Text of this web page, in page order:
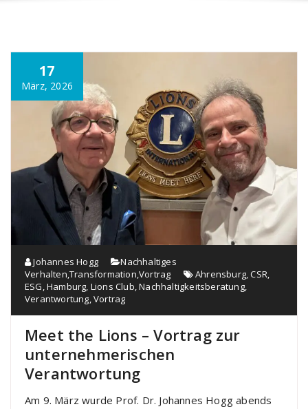
17
März, 2026
Johannes Hogg
Nachhaltiges
Verhalten,Transformation,Vortrag Ahrensburg,CSR,
ESG,Hamburg, Lions Club,Nachhaltigkeitsberatung,
Verantwortung,Vortrag
Meet the Lions – Vortrag zur
unternehmerischen
Verantwortung
Am 9. März wurde Prof. Dr. Johannes Hogg abends